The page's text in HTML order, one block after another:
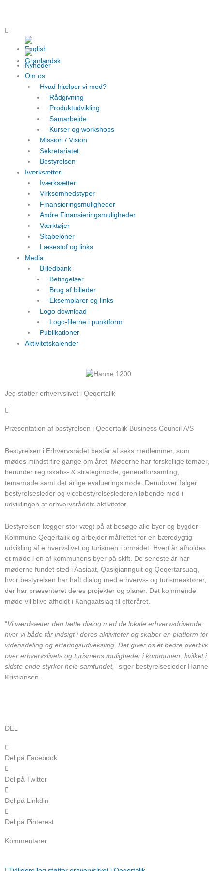
indholdet
Main
Nyheder
Om os
Hvad hjælper vi med?
Rådgivning
Produktudvikling
Samarbejde
Kurser og workshops
Mission / Vision
Sekretariatet
Bestyrelsen
Iværksætteri
Iværksætteri
Virksomhedstyper
Finansieringsmuligheder
Andre Finansieringsmuligheder
Værktøjer
Skabeloner
Læsestof og links
Media
Billedbank
Betingelser
Brug af billeder
Eksemplarer og links
Logo download
Logo-filerne i punktform
Publikationer
Aktivitetskalender
Jeg støtter erhvervslivet i Qeqertalik
Præsentation af bestyrelsen i Qeqertalik Business Council A/S
Bestyrelsen i Erhvervsrådet består af seks medlemmer, som
mødes mindst fire gange om året. Møderne har forskellige temaer,
herunder regnskabs- & strategimøde, generalforsamling,
temamøde samt det årlige evalueringsmøde. Derudover følger
bestyrelsesleder og vicebestyrelseslederen løbende med i
udviklingen af erhvervsrådets aktiviteter.
Bestyrelsen lægger stor vægt på at besøge alle byer og bygder i
Kommune Qeqertalik og arbejder målrettet for en bæredygtig
udvikling af erhvervslivet og turismen i området. Hvert år afholdes
et møde i en af kommunens byer på skift. De seneste år har
møderne fundet sted i Aasiaat, Qasigiannguit og Qeqertarsuaq,
hvor bestyrelsen har haft dialog med erhvervs- og turismeaktører,
der har præsenteret deres projekter og planer. Det kommende
møde vil blive afholdt i Kangaatsiaq til efteråret.
“Vi værdsætter den tætte dialog med de lokale erhvervsdrivende,
hvor vi både får indsigt i deres aktiviteter og skaber en platform for
vidensdeling og erfaringsudveksling. Det giver os et bedre overblik
over erhvervslivets og turismens muligheder i kommunen, hvilket i
sidste ende styrker hele samfundet, ” siger bestyrelsesleder Hanne
Kristiansen.
DEL
Del på Facebook
Del på Twitter
Del på Linkdin
Del på Pinterest
Kommentarer